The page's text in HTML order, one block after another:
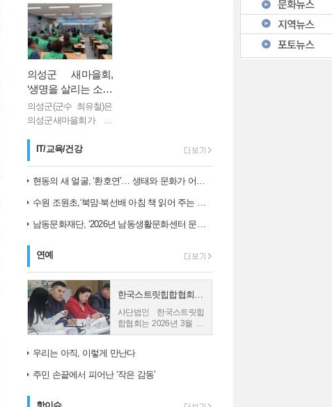
오후 3시, 구미문화예
술회관 소공연장에서
노벨문학상 수상 작가
인 벨기에 극작가 모리
의성군 새마을회,
‘생명을 살리는 소화
기․소화전․심폐소
생술 교육’실시
의성군(군수 최유철)은
의성군새마을회가 지
을회관에서 관내 18개
읍․면 새마을회 회장단
등 40여 명을 대상으
기․소화전․심폐소생술
교...
IT/교육/건강
현동의 새 얼굴, ‘환호연’… 생태와 문화가 어우러진 주민 명소로 거듭나…
수원 조원초,‘북맘·북선배 아침 책 읽어 주는 날’운영
남동문화재단, ‘2026년 남동생활문화센터 문화예술 교육 아카데미 1학…
연예
한국스트릿힙합협회, 몽골 친바트 노민 재단과 업무협약 체결
사단법인 한국스트릿힙
합협회는 2026년 3월 26
일 몽골의 재단법인 친바
(MOU)을 체결했다고 밝
힙합협회와...
우리는 아직, 이렇게 만난다
주민 손끝에서 피어난 ‘작은 감동’